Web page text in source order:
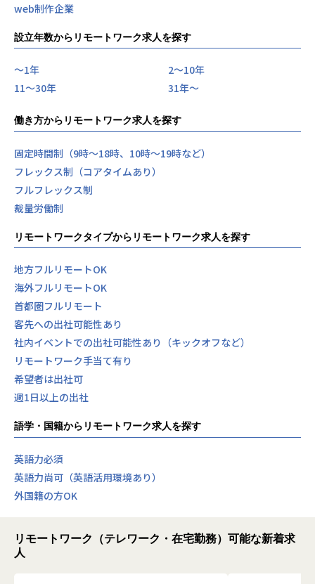
web制作企業
設立年数からリモートワーク求人を探す
〜1年
2〜10年
11〜30年
31年〜
働き方からリモートワーク求人を探す
固定時間制（9時～18時、10時～19時など）
フレックス制（コアタイムあり）
フルフレックス制
裁量労働制
リモートワークタイプからリモートワーク求人を探す
地方フルリモートOK
海外フルリモートOK
首都圏フルリモート
客先への出社可能性あり
社内イベントでの出社可能性あり（キックオフなど）
リモートワーク手当て有り
希望者は出社可
週1日以上の出社
語学・国籍からリモートワーク求人を探す
英語力必須
英語力尚可（英語活用環境あり）
外国籍の方OK
リモートワーク（テレワーク・在宅勤務）可能な新着求
人